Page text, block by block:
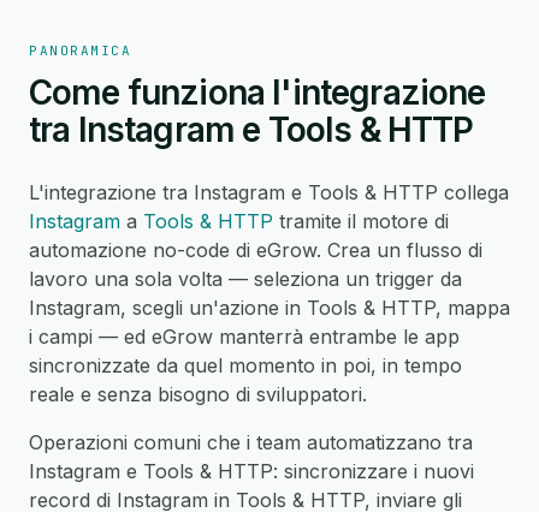
PANORAMICA
Come funziona l'integrazione
tra Instagram e Tools & HTTP
L'integrazione tra Instagram e Tools & HTTP collega
Instagram a Tools & HTTP tramite il motore di
automazione no-code di eGrow. Crea un flusso di
lavoro una sola volta — seleziona un trigger da
Instagram, scegli un'azione in Tools & HTTP, mappa
i campi — ed eGrow manterrà entrambe le app
sincronizzate da quel momento in poi, in tempo
reale e senza bisogno di sviluppatori.
Operazioni comuni che i team automatizzano tra
Instagram e Tools & HTTP: sincronizzare i nuovi
record di Instagram in Tools & HTTP, inviare gli